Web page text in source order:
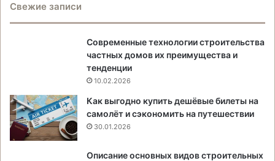
Свежие записи
Современные технологии строительства
частных домов их преимущества и
тенденции
10.02.2026
Как выгодно купить дешёвые билеты на
самолёт и сэкономить на путешествии
30.01.2026
Описание основных видов строительных